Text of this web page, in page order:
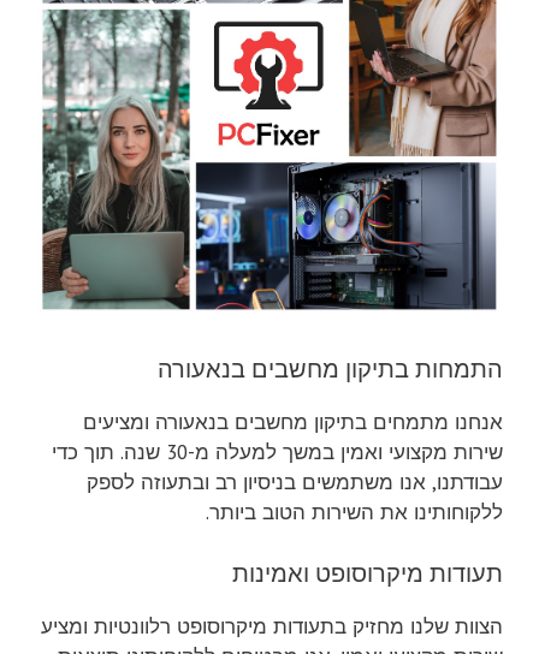
התמחות בתיקון מחשבים בנאעורה
אנחנו מתמחים בתיקון מחשבים בנאעורה ומציעים
שירות מקצועי ואמין במשך למעלה מ-30 שנה. תוך כדי
עבודתנו, אנו משתמשים בניסיון רב ובתעוזה לספק
ללקוחותינו את השירות הטוב ביותר.
תעודות מיקרוסופט ואמינות
הצוות שלנו מחזיק בתעודות מיקרוסופט רלוונטיות ומציע